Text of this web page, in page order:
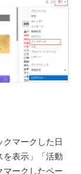
クマークした日
を表示」「活動
マークしたペー